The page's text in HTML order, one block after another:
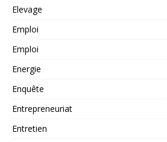
Elevage
Emploi
Emploi
Energie
Enquête
Entrepreneuriat
Entretien